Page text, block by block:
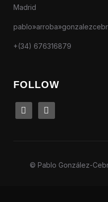
Madrid
+(34) 676316879
FOLLOW
linkedin instagram
© Pablo González-